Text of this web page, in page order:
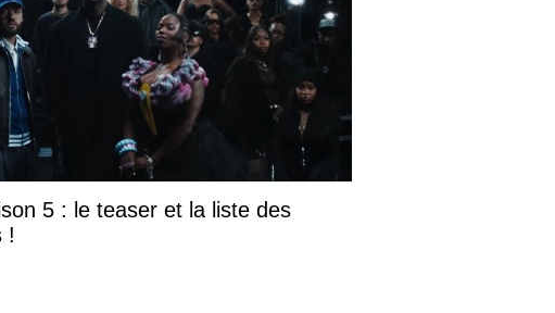
5 : le teaser et la liste des
!